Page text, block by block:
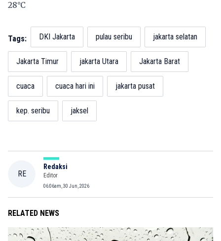
28°C
Tags: DKI Jakarta pulau seribu jakarta selatan
Jakarta Timur jakarta Utara Jakarta Barat
cuaca cuaca hari ini jakarta pusat
kep. seribu jaksel
RE
Redaksi
Editor
06:06am, 30 Jun, 2026
RELATED NEWS